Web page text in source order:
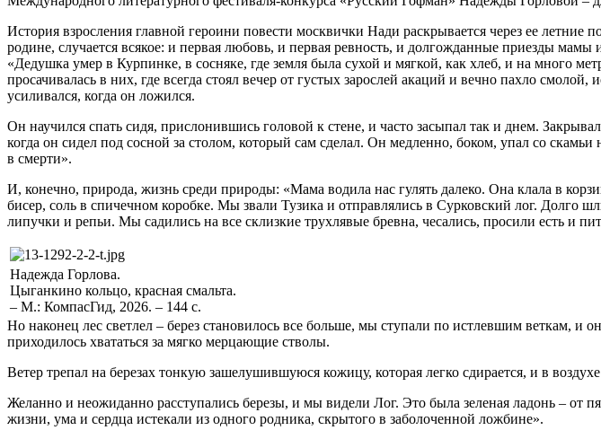
История взросления главной героини повести москвички Нади раскрывается через ее
родине, случается всякое: и первая любовь, и первая ревность, и долгожданные приезды
«Дедушка умер в Курпинке, в сосняке, где земля была сухой и мягкой, как хлеб, и на много
просачивалась в них, где всегда стоял вечер от густых зарослей акаций и вечно пахло
усиливался, когда он ложился.
Он научился спать сидя, прислонившись головой к стене, и часто засыпал так и днем.
когда он сидел под сосной за столом, который сам сделал. Он медленно, боком, упал со
в смерти».
И, конечно, природа, жизнь среди природы: «Мама водила нас гулять далеко. Она клала в
бисер, соль в спичечном коробке. Мы звали Тузика и отправлялись в Сурковский лог. Долго
липучки и репьи. Мы садились на все склизкие трухлявые бревна, чесались, просили есть и
Надежда Горлова.
Цыганкино кольцо, красная смальта.
– М.: КомпасГид, 2026. – 144 с.
Но наконец лес светлел – берез становилось все больше, мы ступали по истлевшим веткам,
приходилось хвататься за мягко мерцающие стволы.
Ветер трепал на березах тонкую зашелушившуюся кожицу, которая легко сдирается, и в
Желанно и неожиданно расступались березы, и мы видели Лог. Это была зеленая ладонь – от
жизни, ума и сердца истекали из одного родника, скрытого в заболоченной ложбине».